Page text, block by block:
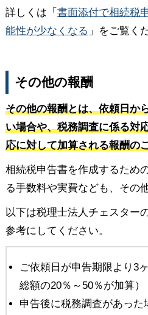
詳しくは「 書面添付で相続税
能性が少なくなる 」をご覧く
その他の報酬
その他の報酬とは、依頼日か
い場合や、税務調査に係る対
応に対して加算される報酬の
相続税申告書を作成するため
る手数料や実費なども、その
以下は税理士法人チェスター
参考にしてください。
ご依頼日が申告期限より3
総額の20％～50％が加算）
申告後に税務調査があった